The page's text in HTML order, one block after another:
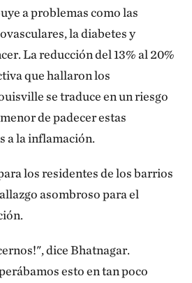
a problemas como las
la diabetes y
La reducción del 13% al 20%
que hallaron los
se traduce en un riesgo
de padecer estas
a la inflamación.
los residentes de los barrios
asombroso para el
dice Bhatnagar.
esto en tan poco